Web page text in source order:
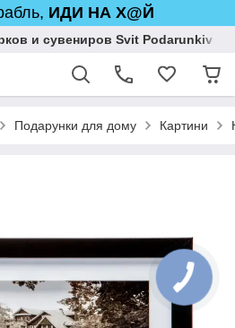
ИДИ НА Х@Й
и сувениров Svit Podarunkiv
Подарунки для дому Картини